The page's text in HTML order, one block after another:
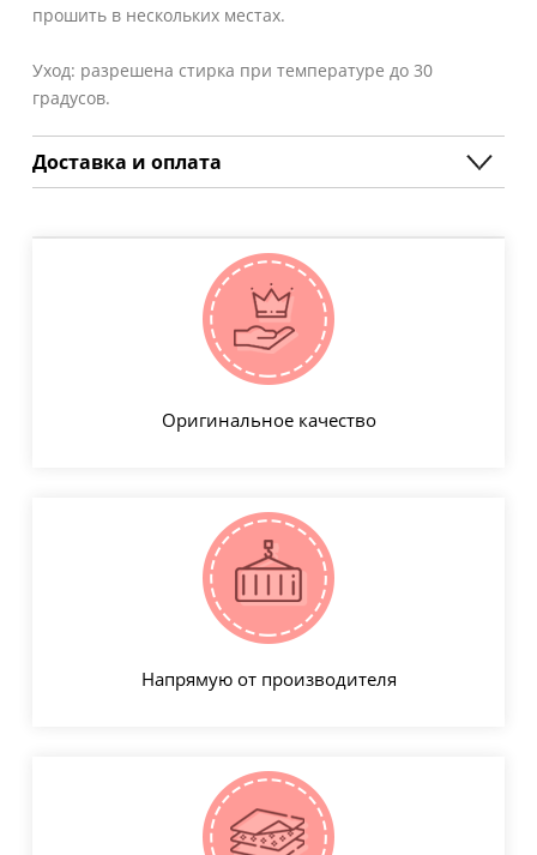
прошить в нескольких местах.
Уход: разрешена стирка при температуре до 30
градусов.
Доставка и оплата
Оригинальное качество
Напрямую от производителя